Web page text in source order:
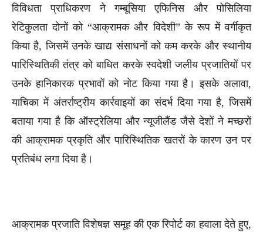
विविधता प्राधिकरण ने गम्बूसिया एफिनिस और पोसिलिया
रेटिकुलता दोनों को “आक्रामक और विदेशी” के रूप में वर्गीकृत
किया है, जिसमें उनके खाद्य संसाधनों को कम करके और स्थानीय
पारिस्थितिकी तंत्र को बाधित करके स्वदेशी जलीय प्रजातियों पर
उनके हानिकारक प्रभावों को नोट किया गया है। इसके अलावा,
याचिका में अंतर्राष्ट्रीय कार्रवाइयों का संदर्भ दिया गया है, जिसमें
बताया गया है कि ऑस्ट्रेलिया और न्यूजीलैंड जैसे देशों ने मच्छरों
की आक्रामक प्रकृति और पारिस्थितिक खतरों के कारण उन पर
प्रतिबंध लगा दिया है।
आक्रामक प्रजाति विशेषज्ञ समूह की एक रिपोर्ट का हवाला देते हुए,